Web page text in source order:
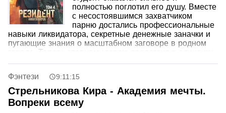
полностью поглотил его душу. Вместе
с несостоявшимся захватчиком
парню достались профессиональные
навыки ликвидатора, секретные денежные заначки и
пугающие знания о масштабном заговоре в родном
городе. Теперь главному герою предстоит в одиночку
закрыть долги по прошлой сессии, чтобы не вылететь
из университета.
Фэнтези 9:11:15
Стрельникова Кира - Академия мечты.
Вопреки всему